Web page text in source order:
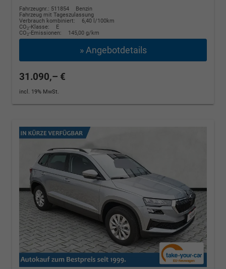
Fahrzeugnr.: 511854
Benzin
Fahrzeug mit Tageszulassung
Verbrauch kombiniert:
6,40 l/100km
CO2-Klasse:
E
CO2-Emissionen: 145,00 g/km
» Angebotdetails
31.090,– €
incl. 19% MwSt.